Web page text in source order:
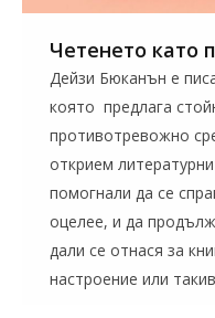
Четенето като
Дейзи Бюканън е
която предлага
противотревожно
открием
помогнали да се
оцелее, и да
дали се отнася за
настроение или